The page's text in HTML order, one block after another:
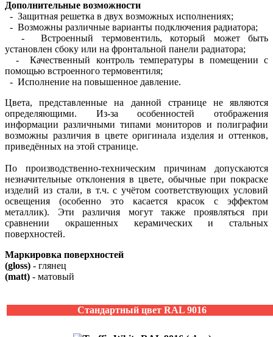
Дополнительные возможности
- Защитная решетка в двух возможных исполнениях;
- Возможны различные варианты подключения радиатора;
- Встроенный термовентиль, который может быть
установлен сбоку или на фронтальной панели радиатора;
- Качественный контроль температуры в помещении с
помощью встроенного термовентиля;
- Исполнение на повышенное давление.
Цвета, представленные на данной странице не являются
определяющими. Из-за особенностей отображения
информации различными типами мониторов и полиграфии
возможны различия в цвете оригинала изделия и оттенков,
приведённых на этой странице.
По производственно-техническим причинам допускаются
незначительные отклонения в цвете, обычные при покраске
изделий из стали, в т.ч. с учётом соответствующих условий
освещения (особенно это касается красок с эффектом
металлик). Эти различия могут также проявляться при
сравнении окрашенных керамических и стальных
поверхностей.
Маркировка поверхностей
(gloss) - глянец
(matt) - матовый
Стандартный цвет RAL 9016